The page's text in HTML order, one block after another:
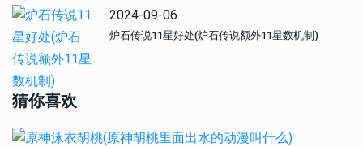
2024-09-06
炉石传说11星好处(炉石传说额外11星数机制)
猜你喜欢